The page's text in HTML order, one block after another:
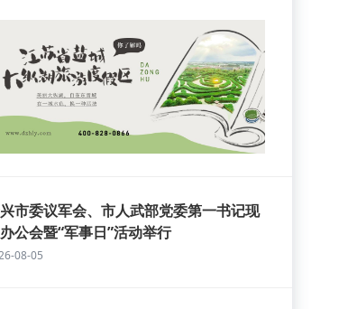
市委议军会、市人武部党委第一书记现
公会暨“军事日”活动举行
08-05